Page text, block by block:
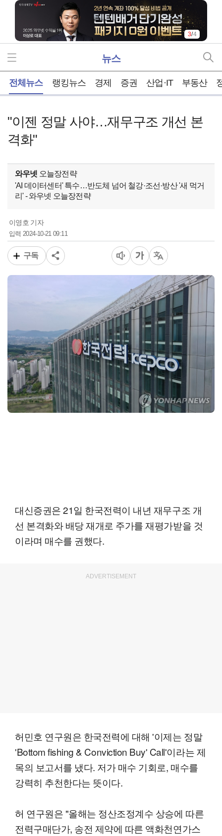
3/4
뉴스
전체뉴스 랭킹뉴스 경제 증권 산업·IT 부동산
"이젠 정말 사야…재무구조 개선 본
격화"
와우넷 오늘장전략
'AI 데이터센터' 특수…반도체 넘어 철강·조선·방산 '새 먹거
리' - 와우넷 오늘장전략
이영호 기자
입력2024-10-21 09:11
구독
대신증권은 21일 한국전력이 내년 재무구조 개
선 본격화와 배당 재개로 주가를 재평가받을 것
이라며 매수를 권했다.
ADVERTISEMENT
허민호 연구원은 한국전력에 대해 '이제는 정말
'Bottom fishing & Conviction Buy' Call'이라는 제
목의 보고서를 냈다. 저가 매수 기회로, 매수를
강력히 추천한다는 뜻이다.
허 연구원은 "올해는 정산조정계수 상승에 따른
전력구매단가, 송전 제약에 따른 액화천연가스